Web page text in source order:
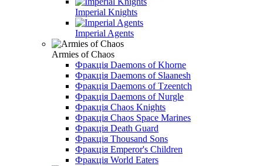
Imperial Knights
Imperial Agents
Armies of Chaos
Фракція Daemons of Khorne
Фракція Daemons of Slaanesh
Фракція Daemons of Tzeentch
Фракція Daemons of Nurgle
Фракція Chaos Knights
Фракція Chaos Space Marines
Фракція Death Guard
Фракція Thousand Sons
Фракція Emperor's Children
Фракція World Eaters